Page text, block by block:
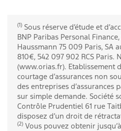
(1) Sous réserve d’étude et
BNP Paribas Personal
Haussmann 75 009 Paris, SA
810€, 542 097 902 RCS Paris.
(www.orias.fr). Etablissement
courtage d’assurances non
des entreprises d’assurances
sur simple demande. Société
Contrôle Prudentiel 61 rue
disposez d’un droit de
(2) Vous pouvez obtenir